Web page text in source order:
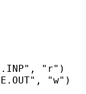
"r")
"w")